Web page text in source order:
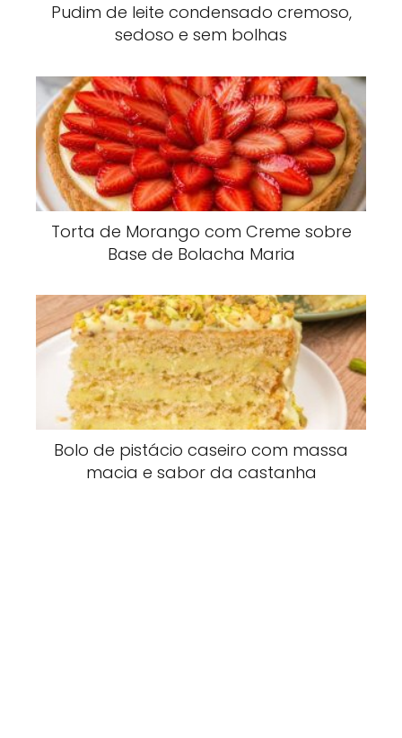
Pudim de leite condensado cremoso,
sedoso e sem bolhas
Torta de Morango com Creme sobre
Base de Bolacha Maria
Bolo de pistácio caseiro com massa
macia e sabor da castanha